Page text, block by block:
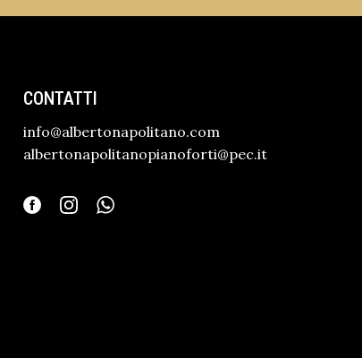
CONTATTI
info@albertonapolitano.com
albertonapolitanopianoforti@pec.it